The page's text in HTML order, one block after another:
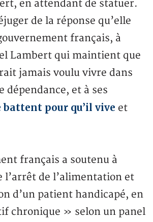
en attendant de statuer.
de la réponse qu’elle
français, à
Lambert qui maintient que
jamais voulu vivre dans
dépendance, et à ses
battent pour qu’il vive et
français a soutenu à
l’arrêt de l’alimentation et
d’un patient handicapé, en
chronique » selon un panel